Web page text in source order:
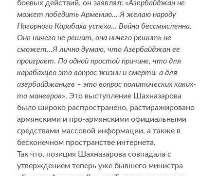
боевых действий, он заявлял: «Азербайджан не
может победить Армению… Я желаю народу
Нагорного Карабаха успеха… Война бессмысленна.
Она ничего не решит, она ничего решить не
сможет…Я лично думаю, что Азербайджан ее
проиграет. По одной простой причине, что для
карабахцев это вопрос жизни и смерти, а для
азербайджанцев – это вопрос политических каких-
то маневров». Это выступление Шахназарова
было широко распространено, растиражировано
армянскими и про-армянскими официальными
средствами массовой информации, а также в
бесконечном пространстве интернета.
Так что, позиция Шахназарова совпадала с
утверждением теперь уже бывшего министра